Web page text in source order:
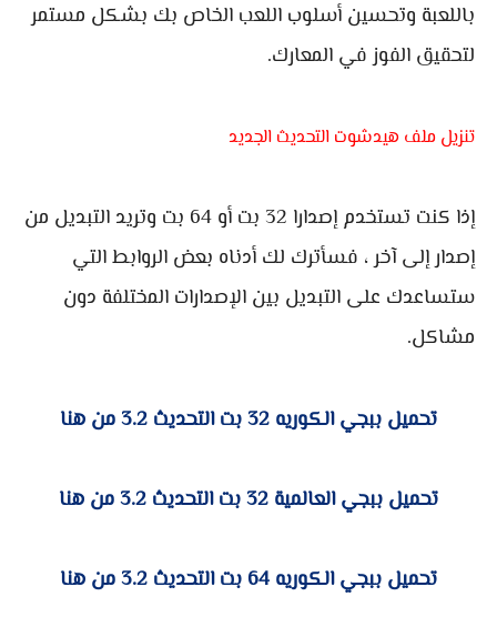
باللعبة وتحسين أسلوب اللعب الخاص بك بشكل مستمر
لتحقيق الفوز في المعارك.
تنزيل ملف هيدشوت التحديث الجديد
إذا كنت تستخدم إصدارا 32 بت أو 64 بت وتريد التبديل من
إصدار إلى آخر ، فسأترك لك أدناه بعض الروابط التي
ستساعدك على التبديل بين الإصدارات المختلفة دون
مشاكل.
تحميل ببجي الكوريه 32 بت التحديث 3.2 من هنا
تحميل ببجي العالمية 32 بت التحديث 3.2 من هنا
تحميل ببجي الكوريه 64 بت التحديث 3.2 من هنا